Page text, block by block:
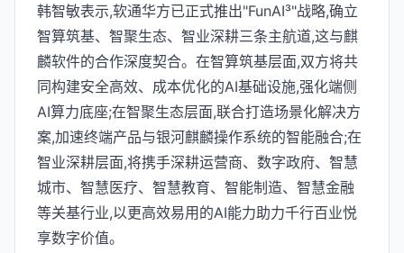
韩智敏表示,软通华方已正式推出"FunAI³"战略,确立
智算筑基、智聚生态、智业深耕三条主航道,这与麒
麟软件的合作深度契合。在智算筑基层面,双方将共
同构建安全高效、成本优化的AI基础设施,强化端侧
AI算力底座;在智聚生态层面,联合打造场景化解决方
案,加速终端产品与银河麒麟操作系统的智能融合;在
智业深耕层面,将携手深耕运营商、数字政府、智慧
城市、智慧医疗、智慧教育、智能制造、智慧金融
等关基行业,以更高效易用的AI能力助力千行百业悦
享数字价值。